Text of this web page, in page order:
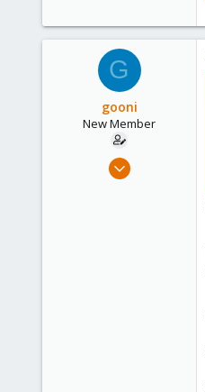
G
gooni
New Member
Feb 13, 2021